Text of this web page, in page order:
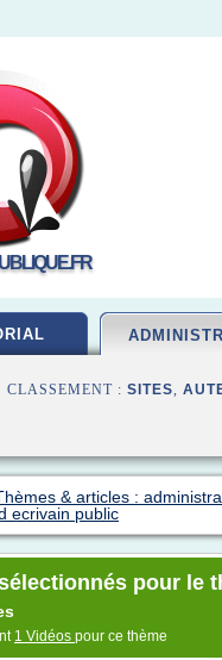
: SITES,
& articles :
ecrivain public
pour le
1 Vidéos pour ce thème